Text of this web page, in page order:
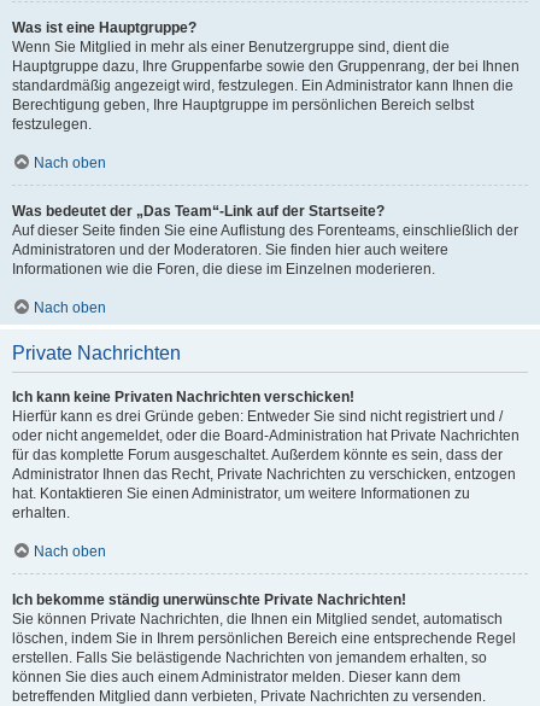
Was ist eine Hauptgruppe?
Wenn Sie Mitglied in mehr als einer Benutzergruppe sind, dient die
Hauptgruppe dazu, Ihre Gruppenfarbe sowie den Gruppenrang, der bei Ihnen
standardmäßig angezeigt wird, festzulegen. Ein Administrator kann Ihnen die
Berechtigung geben, Ihre Hauptgruppe im persönlichen Bereich selbst
festzulegen.
Nach oben
Was bedeutet der „Das Team“-Link auf der Startseite?
Auf dieser Seite finden Sie eine Auflistung des Forenteams, einschließlich der
Administratoren und der Moderatoren. Sie finden hier auch weitere
Informationen wie die Foren, die diese im Einzelnen moderieren.
Nach oben
Private Nachrichten
Ich kann keine Privaten Nachrichten verschicken!
Hierfür kann es drei Gründe geben: Entweder Sie sind nicht registriert und /
oder nicht angemeldet, oder die Board-Administration hat Private Nachrichten
für das komplette Forum ausgeschaltet. Außerdem könnte es sein, dass der
Administrator Ihnen das Recht, Private Nachrichten zu verschicken, entzogen
hat. Kontaktieren Sie einen Administrator, um weitere Informationen zu
erhalten.
Nach oben
Ich bekomme ständig unerwünschte Private Nachrichten!
Sie können Private Nachrichten, die Ihnen ein Mitglied sendet, automatisch
löschen, indem Sie in Ihrem persönlichen Bereich eine entsprechende Regel
erstellen. Falls Sie belästigende Nachrichten von jemandem erhalten, so
können Sie dies auch einem Administrator melden. Dieser kann dem
betreffenden Mitglied dann verbieten, Private Nachrichten zu versenden.